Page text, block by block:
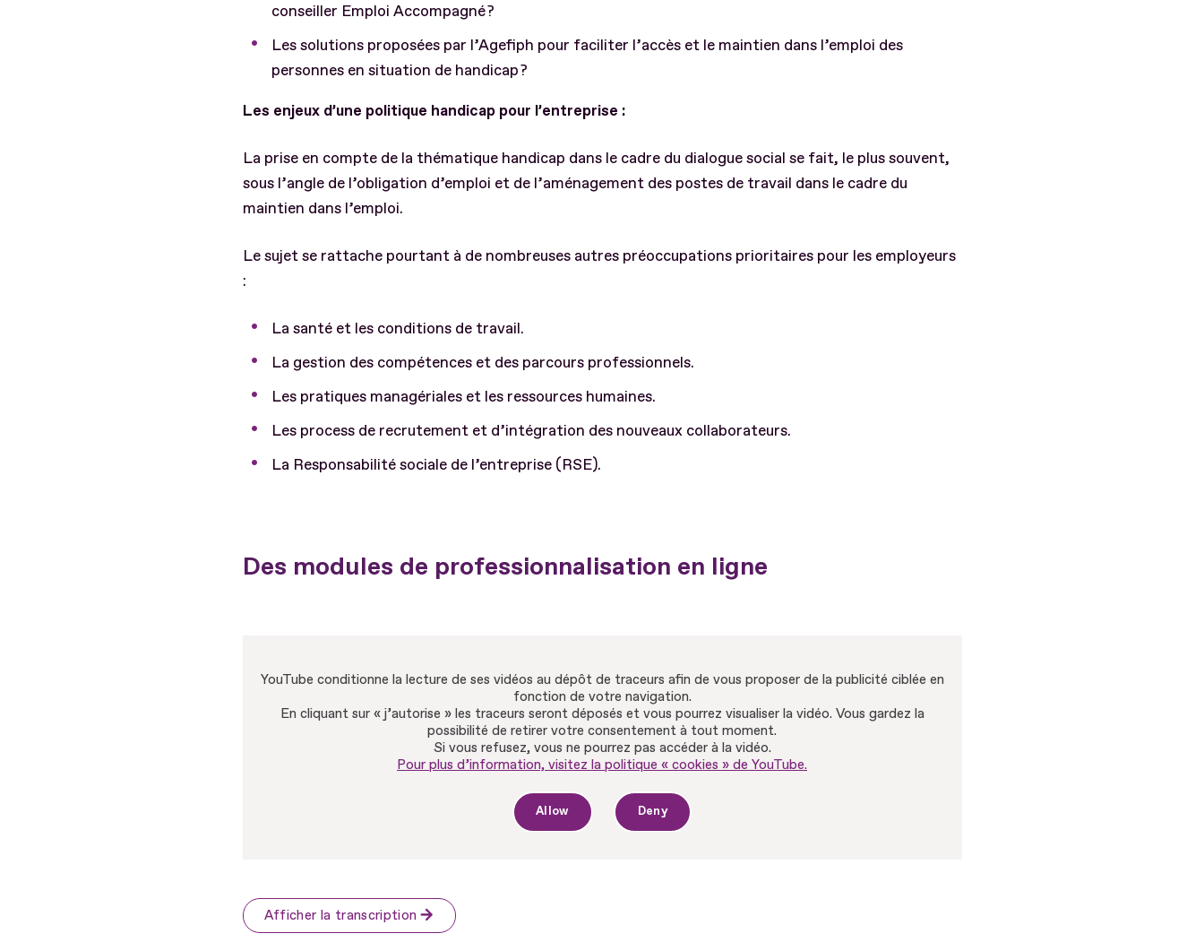
conseiller Emploi Accompagné ?
Les solutions proposées par l’Agefiph pour faciliter l’accès et le maintien dans l’emploi des
personnes en situation de handicap ?
Les enjeux d’une politique handicap pour l’entreprise :
La prise en compte de la thématique handicap dans le cadre du dialogue social se fait, le plus souvent,
sous l’angle de l’obligation d’emploi et de l’aménagement des postes de travail dans le cadre du
maintien dans l’emploi.
Le sujet se rattache pourtant à de nombreuses autres préoccupations prioritaires pour les employeurs
:
La santé et les conditions de travail.
La gestion des compétences et des parcours professionnels.
Les pratiques managériales et les ressources humaines.
Les process de recrutement et d’intégration des nouveaux collaborateurs.
La Responsabilité sociale de l’entreprise (RSE).
Des modules de professionnalisation en ligne
YouTube conditionne la lecture de ses vidéos au dépôt de traceurs afin de vous proposer de la publicité ciblée en
fonction de votre navigation.
En cliquant sur « j’autorise » les traceurs seront déposés et vous pourrez visualiser la vidéo. Vous gardez la
possibilité de retirer votre consentement à tout moment.
Si vous refusez, vous ne pourrez pas accéder à la vidéo.
Pour plus d’information, visitez la politique « cookies » de YouTube.
Allow Deny
Afficher la transcription